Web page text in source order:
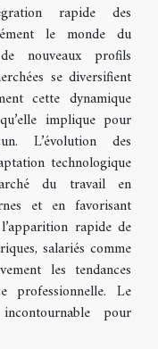
rapide des
le monde du
nouveaux profils
se diversifient
cette dynamique
implique pour
L’évolution des
technologique
du travail en
et en favorisant
rapide de
salariés comme
les tendances
professionnelle. Le
pour